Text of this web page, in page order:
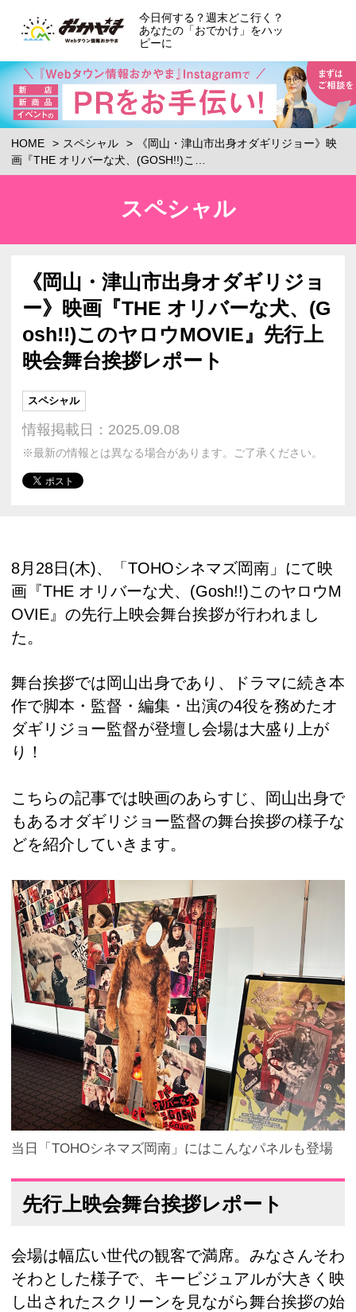
今日何する？週末どこ行く？
あなたの「おでかけ」をハッ
ピーに
HOME スペシャル
《岡山・津山市出身オダギリジョー》映
画『THE オリバーな犬、(GOSH!!)こ…
スペシャル
《岡山・津山市出身オダギリジョ
ー》映画『THE オリバーな犬、(G
osh!!)このヤロウMOVIE』先行上
映会舞台挨拶レポート
スペシャル
情報掲載日：2025.09.08
※最新の情報とは異なる場合があります。ご了承ください。
8月28日(木)、「TOHOシネマズ岡南」にて映
画『THE オリバーな犬、(Gosh!!)このヤロウM
OVIE』の先行上映会舞台挨拶が行われまし
た。
舞台挨拶では岡山出身であり、ドラマに続き本
作で脚本・監督・編集・出演の4役を務めたオ
ダギリジョー監督が登壇し会場は大盛り上が
り！
こちらの記事では映画のあらすじ、岡山出身で
もあるオダギリジョー監督の舞台挨拶の様子な
どを紹介していきます。
当日「TOHOシネマズ岡南」にはこんなパネルも登場
先行上映会舞台挨拶レポート
会場は幅広い世代の観客で満席。みなさんそわ
そわとした様子で、キービジュアルが大きく映
し出されたスクリーンを見ながら舞台挨拶の始